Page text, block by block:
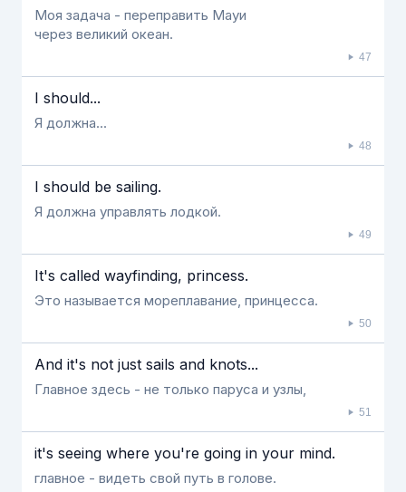
Моя задача - переправить Мауи
через великий океан.
47
I should...
Я должна...
48
I should be sailing.
Я должна управлять лодкой.
49
It's called wayfinding, princess.
Это называется мореплавание, принцесса.
50
And it's not just sails and knots...
Главное здесь - не только паруса и узлы,
51
it's seeing where you're going in your mind.
главное - видеть свой путь в голове.